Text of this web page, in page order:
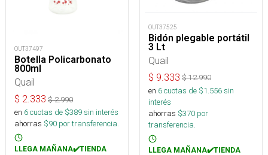
OUT37497
Botella Policarbonato
800ml
Quail
$ 2.333 $2.990
en 6cuotas de $389sin interés
ahorras $90 por transferencia.
LLEGA MAÑANA✔️TIENDA
OUT37525
Bidón plegable portátil
3 Lt
Quail
$ 9.333 $12.990
en 6cuotas de $1.556sin
interés
ahorras $370 por
transferencia.
LLEGA MAÑANA✔️TIENDA